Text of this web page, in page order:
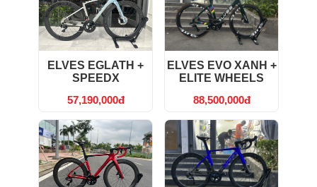
ELVES EGLATH +
SPEEDX
57,190,000đ
ELVES EVO XANH +
ELITE WHEELS
88,500,000đ